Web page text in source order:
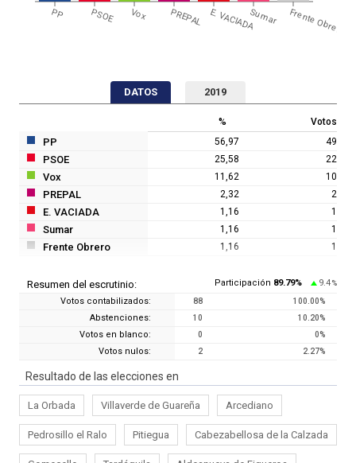
PP PSOE Vox PREPAL E. VACIADASumar Frente Obrero
DATOS 2019
% Votos
PP 56,97 49
PSOE 25,58 22
Vox 11,62 10
PREPAL 2,32 2
E. VACIADA 1,16 1
Sumar 1,16 1
Frente Obrero 1,16 1
Resumen del escrutinio: Participación 89.79% 9.4 %
Votos contabilizados: 88 100.00%
Abstenciones: 10 10.20%
Votos en blanco: 0 0%
Votos nulos: 2 2.27%
Resultado de las elecciones en
La Orbada Villaverde de Guareña Arcediano
Pedrosillo el Ralo Pitiegua Cabezabellosa de la Calzada